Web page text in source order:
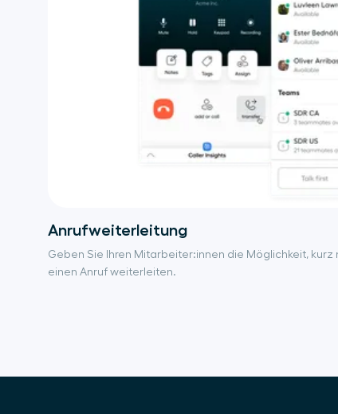
Anrufweiterleitung
Geben Sie Ihren Mitarbeiter:innen die Möglichkeit,
einen Anruf weiterleiten.